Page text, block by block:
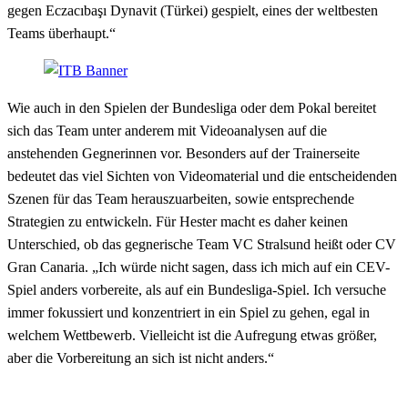
gegen Eczacıbaşı Dynavit (Türkei) gespielt, eines der weltbesten
Teams überhaupt.“
Wie auch in den Spielen der Bundesliga oder dem Pokal bereitet
sich das Team unter anderem mit Videoanalysen auf die
anstehenden Gegnerinnen vor. Besonders auf der Trainerseite
bedeutet das viel Sichten von Videomaterial und die entscheidenden
Szenen für das Team herauszuarbeiten, sowie entsprechende
Strategien zu entwickeln. Für Hester macht es daher keinen
Unterschied, ob das gegnerische Team VC Stralsund heißt oder CV
Gran Canaria. „Ich würde nicht sagen, dass ich mich auf ein CEV-
Spiel anders vorbereite, als auf ein Bundesliga-Spiel. Ich versuche
immer fokussiert und konzentriert in ein Spiel zu gehen, egal in
welchem Wettbewerb. Vielleicht ist die Aufregung etwas größer,
aber die Vorbereitung an sich ist nicht anders.“